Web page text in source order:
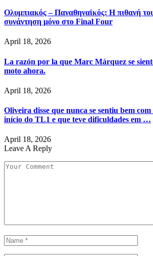
Ολυμπιακός – Παναθηναϊκός: Η πιθανή
συνάντηση μόνο στο Final Four
April 18, 2026
La razón por la que Marc Márquez se
moto ahora.
April 18, 2026
Oliveira disse que nunca se sentiu bem com
início do TL1 e que teve dificuldades em …
April 18, 2026
Leave A Reply